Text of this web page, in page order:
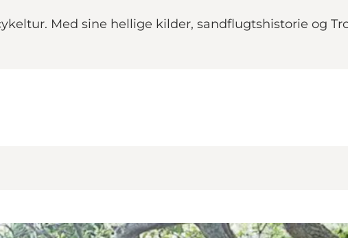
Med sine hellige kilder, sandflugtshistorie og